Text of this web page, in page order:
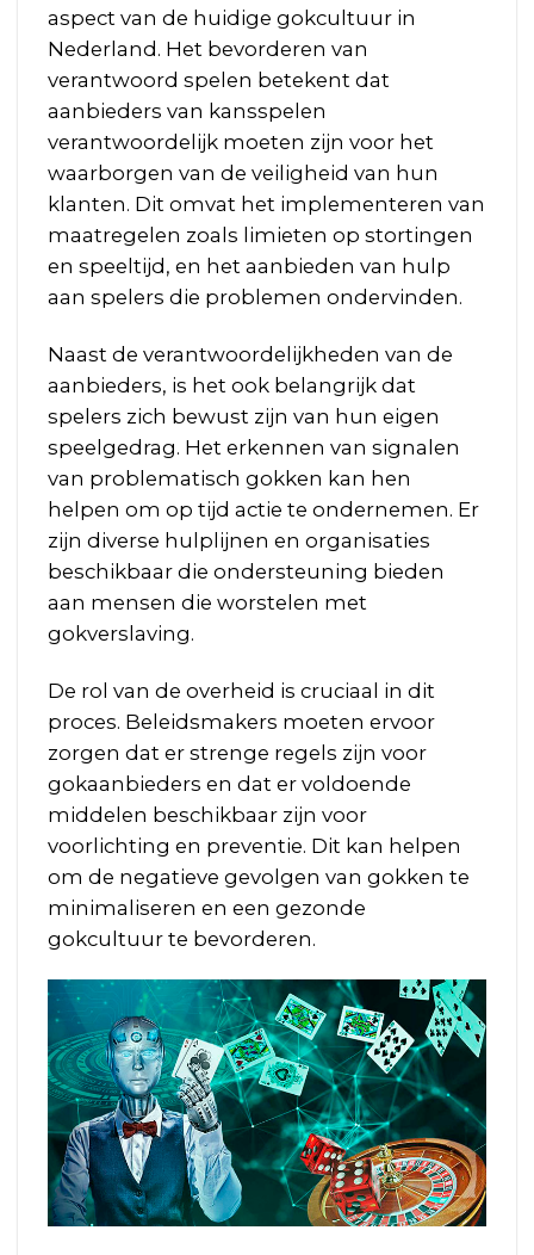
aspect van de huidige gokcultuur in
Nederland. Het bevorderen van
verantwoord spelen betekent dat
aanbieders van kansspelen
verantwoordelijk moeten zijn voor het
waarborgen van de veiligheid van hun
klanten. Dit omvat het implementeren van
maatregelen zoals limieten op stortingen
en speeltijd, en het aanbieden van hulp
aan spelers die problemen ondervinden.
Naast de verantwoordelijkheden van de
aanbieders, is het ook belangrijk dat
spelers zich bewust zijn van hun eigen
speelgedrag. Het erkennen van signalen
van problematisch gokken kan hen
helpen om op tijd actie te ondernemen. Er
zijn diverse hulplijnen en organisaties
beschikbaar die ondersteuning bieden
aan mensen die worstelen met
gokverslaving.
De rol van de overheid is cruciaal in dit
proces. Beleidsmakers moeten ervoor
zorgen dat er strenge regels zijn voor
gokaanbieders en dat er voldoende
middelen beschikbaar zijn voor
voorlichting en preventie. Dit kan helpen
om de negatieve gevolgen van gokken te
minimaliseren en een gezonde
gokcultuur te bevorderen.